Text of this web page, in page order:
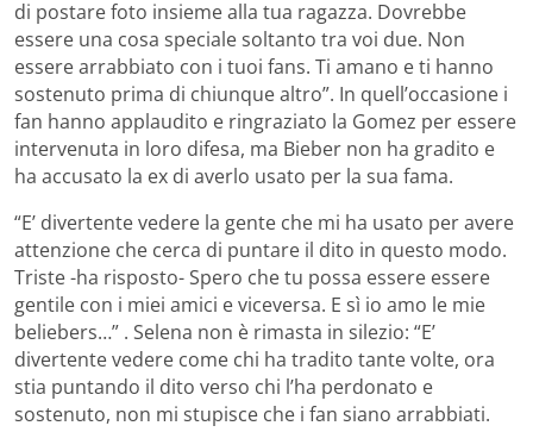
di postare foto insieme alla tua ragazza. Dovrebbe
essere una cosa speciale soltanto tra voi due. Non
essere arrabbiato con i tuoi fans. Ti amano e ti hanno
sostenuto prima di chiunque altro”. In quell’occasione i
fan hanno applaudito e ringraziato la Gomez per essere
intervenuta in loro difesa, ma Bieber non ha gradito e
ha accusato la ex di averlo usato per la sua fama.
“E’ divertente vedere la gente che mi ha usato per avere
attenzione che cerca di puntare il dito in questo modo.
Triste -ha risposto- Spero che tu possa essere essere
gentile con i miei amici e viceversa. E sì io amo le mie
beliebers…” . Selena non è rimasta in silezio: “E’
divertente vedere come chi ha tradito tante volte, ora
stia puntando il dito verso chi l’ha perdonato e
sostenuto, non mi stupisce che i fan siano arrabbiati.